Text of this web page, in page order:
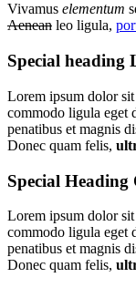
Vivamus elementum
Aenean leo ligula,
Special heading
Lorem ipsum dolor sit
commodo ligula eget
penatibus et magnis
Donec quam felis,
Special Heading
Lorem ipsum dolor sit
commodo ligula eget
penatibus et magnis
Donec quam felis,